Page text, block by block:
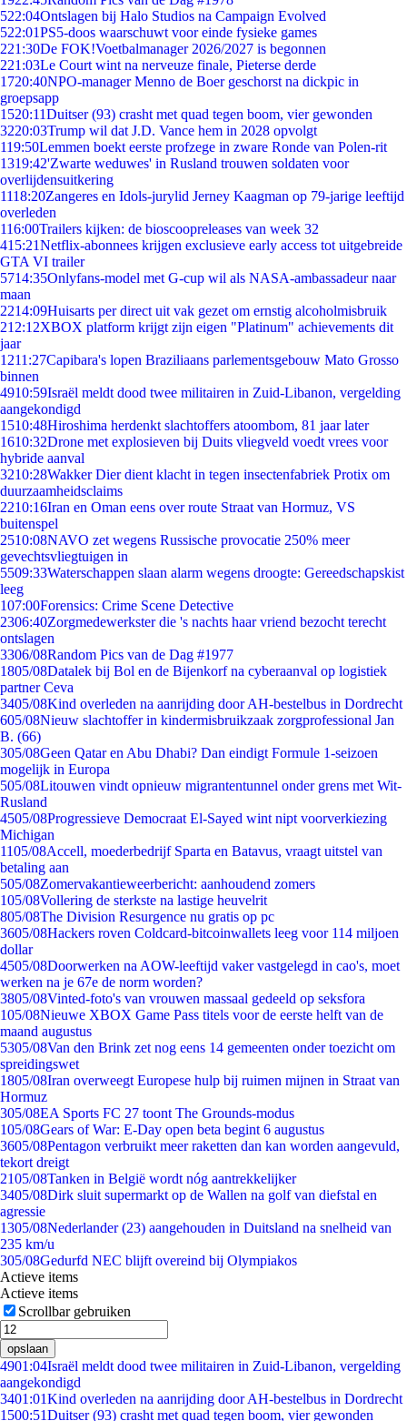
522:04Ontslagen bij Halo Studios na Campaign Evolved
522:01PS5-doos waarschuwt voor einde fysieke games
221:30De FOK!Voetbalmanager 2026/2027 is begonnen
221:03Le Court wint na nerveuze finale, Pieterse derde
1720:40NPO-manager Menno de Boer geschorst na dickpic in
groepsapp
1520:11Duitser (93) crasht met quad tegen boom, vier gewonden
3220:03Trump wil dat J.D. Vance hem in 2028 opvolgt
119:50Lemmen boekt eerste profzege in zware Ronde van Polen-rit
1319:42'Zwarte weduwes' in Rusland trouwen soldaten voor
overlijdensuitkering
1118:20Zangeres en Idols-jurylid Jerney Kaagman op 79-jarige leeftijd
overleden
116:00Trailers kijken: de bioscoopreleases van week 32
415:21Netflix-abonnees krijgen exclusieve early access tot uitgebreide
GTA VI trailer
5714:35Onlyfans-model met G-cup wil als NASA-ambassadeur naar
maan
2214:09Huisarts per direct uit vak gezet om ernstig alcoholmisbruik
212:12XBOX platform krijgt zijn eigen "Platinum" achievements dit
jaar
1211:27Capibara's lopen Braziliaans parlementsgebouw Mato Grosso
binnen
4910:59Israël meldt dood twee militairen in Zuid-Libanon, vergelding
aangekondigd
1510:48Hiroshima herdenkt slachtoffers atoombom, 81 jaar later
1610:32Drone met explosieven bij Duits vliegveld voedt vrees voor
hybride aanval
3210:28Wakker Dier dient klacht in tegen insectenfabriek Protix om
duurzaamheidsclaims
2210:16Iran en Oman eens over route Straat van Hormuz, VS
buitenspel
2510:08NAVO zet wegens Russische provocatie 250% meer
gevechtsvliegtuigen in
5509:33Waterschappen slaan alarm wegens droogte: Gereedschapskist
leeg
107:00Forensics: Crime Scene Detective
2306:40Zorgmedewerkster die 's nachts haar vriend bezocht terecht
ontslagen
3306/08Random Pics van de Dag #1977
1805/08Datalek bij Bol en de Bijenkorf na cyberaanval op logistiek
partner Ceva
3405/08Kind overleden na aanrijding door AH-bestelbus in Dordrecht
605/08Nieuw slachtoffer in kindermisbruikzaak zorgprofessional Jan
B. (66)
305/08Geen Qatar en Abu Dhabi? Dan eindigt Formule 1-seizoen
mogelijk in Europa
505/08Litouwen vindt opnieuw migrantentunnel onder grens met Wit-
Rusland
4505/08Progressieve Democraat El-Sayed wint nipt voorverkiezing
Michigan
1105/08Accell, moederbedrijf Sparta en Batavus, vraagt uitstel van
betaling aan
505/08Zomervakantieweerbericht: aanhoudend zomers
105/08Vollering de sterkste na lastige heuvelrit
805/08The Division Resurgence nu gratis op pc
3605/08Hackers roven Coldcard-bitcoinwallets leeg voor 114 miljoen
dollar
4505/08Doorwerken na AOW-leeftijd vaker vastgelegd in cao's, moet
werken na je 67e de norm worden?
3805/08Vinted-foto's van vrouwen massaal gedeeld op seksfora
105/08Nieuwe XBOX Game Pass titels voor de eerste helft van de
maand augustus
5305/08Van den Brink zet nog eens 14 gemeenten onder toezicht om
spreidingswet
1805/08Iran overweegt Europese hulp bij ruimen mijnen in Straat van
Hormuz
305/08EA Sports FC 27 toont The Grounds-modus
105/08Gears of War: E-Day open beta begint 6 augustus
3605/08Pentagon verbruikt meer raketten dan kan worden aangevuld,
tekort dreigt
2105/08Tanken in België wordt nóg aantrekkelijker
3405/08Dirk sluit supermarkt op de Wallen na golf van diefstal en
agressie
1305/08Nederlander (23) aangehouden in Duitsland na snelheid van
235 km/u
305/08Gedurfd NEC blijft overeind bij Olympiakos
Actieve items
Actieve items
Scrollbar gebruiken
opslaan
4901:04Israël meldt dood twee militairen in Zuid-Libanon, vergelding
aangekondigd
3401:01Kind overleden na aanrijding door AH-bestelbus in Dordrecht
1500:51Duitser (93) crasht met quad tegen boom, vier gewonden